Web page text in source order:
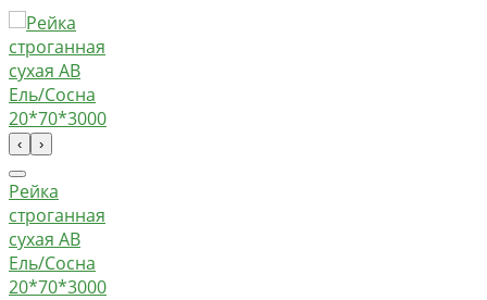
‹ ›
Рейка
строганная
сухая АВ
Ель/Сосна
20*70*3000